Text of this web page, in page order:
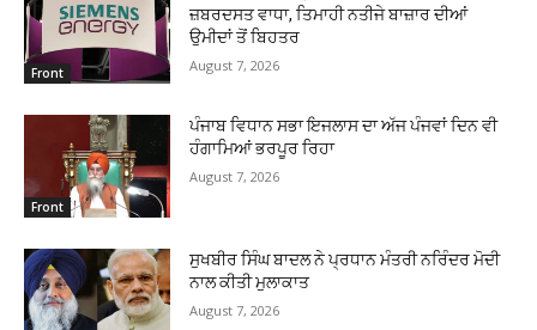
Front
ਜ਼ਬਰਦਸਤ ਵਾਧਾ, ਤਿਮਾਹੀ ਨਤੀਜੇ ਬਾਜ਼ਾਰ ਦੀਆਂ
ਉਮੀਦਾਂ ਤੋਂ ਬਿਹਤਰ
August 7, 2026
Front
ਪੰਜਾਬ ਵਿਧਾਨ ਸਭਾ ਇਜਲਾਸ ਦਾ ਅੱਜ ਪੰਜਵਾਂ ਦਿਨ ਵੀ
ਹੰਗਾਮਿਆਂ ਭਰਪੂਰ ਰਿਹਾ
August 7, 2026
ਸੁਖਬੀਰ ਸਿੰਘ ਬਾਦਲ ਨੇ ਪ੍ਰਧਾਨ ਮੰਤਰੀ ਨਰਿੰਦਰ ਮੋਦੀ
ਨਾਲ ਕੀਤੀ ਮੁਲਾਕਾਤ
August 7, 2026